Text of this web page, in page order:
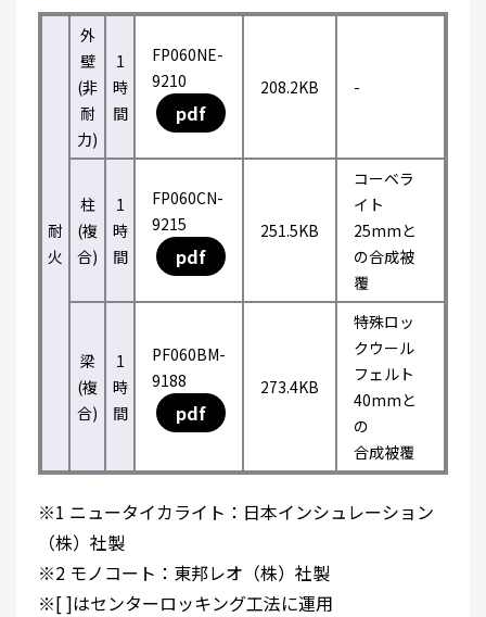
耐
火
外
壁
(非
耐
力)
1
時
間
FP060NE-
9210
pdf
208.2KB -
柱
(複
合)
1
時
間
FP060CN-
9215
pdf
251.5KB
コーベラ
イト
25mmと
の合成被
覆
梁
(複
合)
1
時
間
PF060BM-
9188
pdf
273.4KB
特殊ロッ
クウール
フェルト
40mmと
の
合成被覆
※1 ニュータイカライト：日本インシュレーション
（株）社製
※2 モノコート：東邦レオ（株）社製
※[ ]はセンターロッキング工法に運用